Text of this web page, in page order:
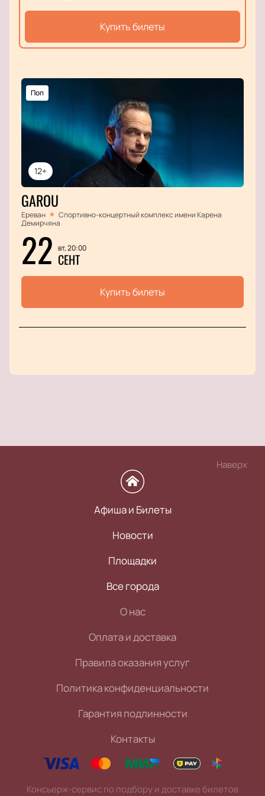
Купить билеты
12+
Поп
GAROU
Ереван
Спортивно-концертный комплекс имени Карена
Демирчяна
22 вт, 20:00
СЕНТ
Купить билеты
Наверх
Афиша и Билеты
Новости
Площадки
Все города
О нас
Оплата и доставка
Правила оказания услуг
Политика конфиденциальности
Гарантия подлинности
Контакты
Консьерж-сервис по подбору и доставке билетов